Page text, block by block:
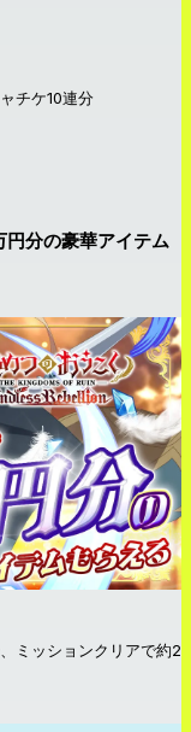
チケ10連分
分の豪華アイテム
ミッションクリアで約2